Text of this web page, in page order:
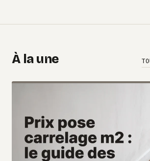
À la une